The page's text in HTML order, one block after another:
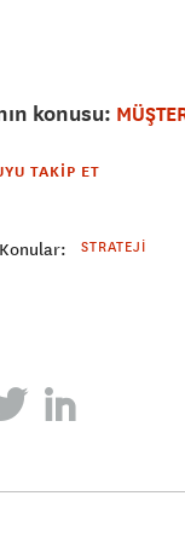
konusu:
TAKIP ET
STRATEJI